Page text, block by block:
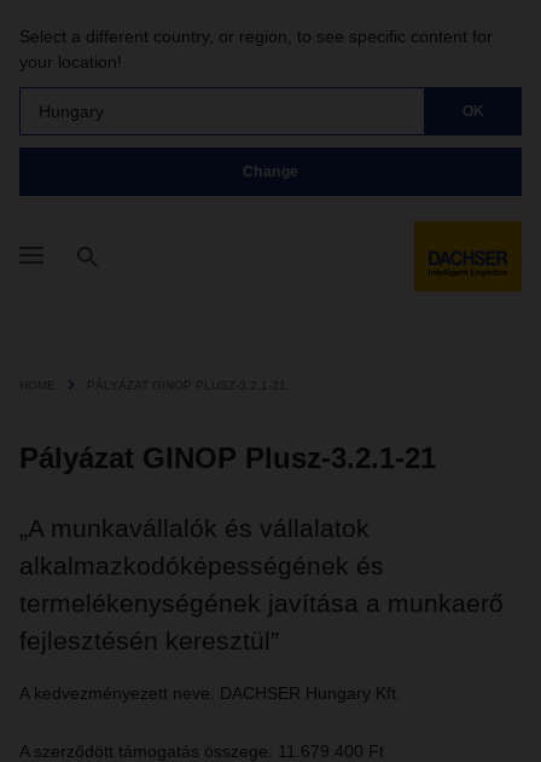
Select a different country, or region, to see specific content for
your location!
Hungary OK
Change
HOME PÁLYÁZAT GINOP PLUSZ-3.2.1-21
Pályázat GINOP Plusz-3.2.1-21
„A munkavállalók és vállalatok
alkalmazkodóképességének és
termelékenységének javítása a munkaerő
fejlesztésén keresztül”
A kedvezményezett neve: DACHSER Hungary Kft.
A szerződött támogatás összege: 11.679.400 Ft